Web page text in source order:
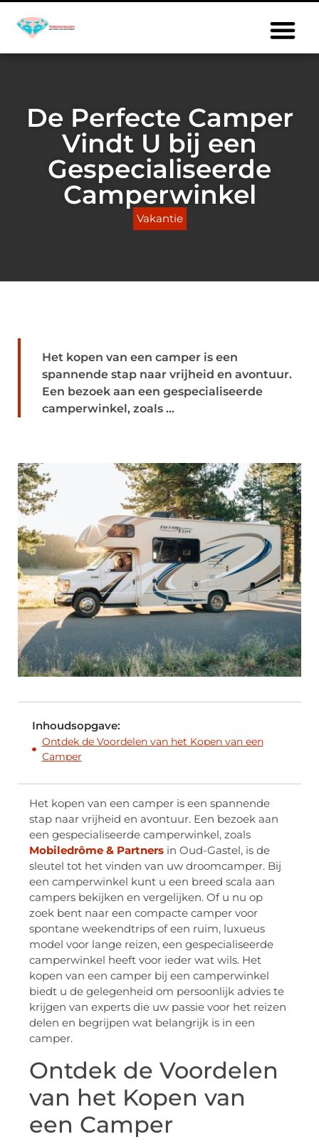
De Perfecte Camper
Vindt U bij een
Gespecialiseerde
Camperwinkel
Vakantie
Het kopen van een camper is een
spannende stap naar vrijheid en avontuur.
Een bezoek aan een gespecialiseerde
camperwinkel, zoals ...
Inhoudsopgave:
Ontdek de Voordelen van het Kopen van een
Camper
Het kopen van een camper is een spannende
stap naar vrijheid en avontuur. Een bezoek aan
een gespecialiseerde camperwinkel, zoals
Mobiledrôme & Partners in Oud-Gastel, is de
sleutel tot het vinden van uw droomcamper. Bij
een camperwinkel kunt u een breed scala aan
campers bekijken en vergelijken. Of u nu op
zoek bent naar een compacte camper voor
spontane weekendtrips of een ruim, luxueus
model voor lange reizen, een gespecialiseerde
camperwinkel heeft voor ieder wat wils. Het
kopen van een camper bij een camperwinkel
biedt u de gelegenheid om persoonlijk advies te
krijgen van experts die uw passie voor het reizen
delen en begrijpen wat belangrijk is in een
camper.
Ontdek de Voordelen
van het Kopen van
een Camper